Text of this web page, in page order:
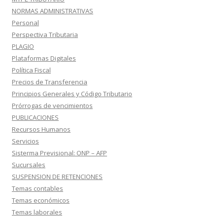
NORMAS ADMINISTRATIVAS
Personal
Perspectiva Tributaria
PLAGIO
Plataformas Digitales
Política Fiscal
Precios de Transferencia
Principios Generales y Código Tributario
Prórrogas de vencimientos
PUBLICACIONES
Recursos Humanos
Servicios
Sisterma Previsional: ONP – AFP
Sucursales
SUSPENSION DE RETENCIONES
Temas contables
Temas económicos
Temas laborales